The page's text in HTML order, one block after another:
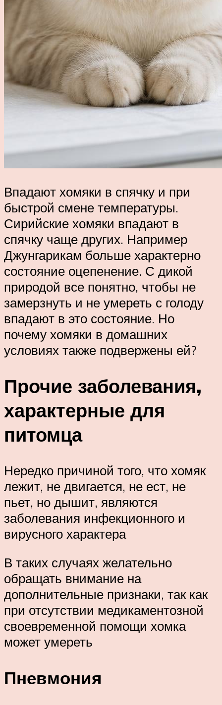
Впадают хомяки в спячку и при
быстрой смене температуры.
Сирийские хомяки впадают в
спячку чаще других. Например
Джунгарикам больше характерно
состояние оцепенение. С дикой
природой все понятно, чтобы не
замерзнуть и не умереть с голоду
впадают в это состояние. Но
почему хомяки в домашних
условиях также подвержены ей?
Прочие заболевания,
характерные для
питомца
Нередко причиной того, что хомяк
лежит, не двигается, не ест, не
пьет, но дышит, являются
заболевания инфекционного и
вирусного характера
В таких случаях желательно
обращать внимание на
дополнительные признаки, так как
при отсутствии медикаментозной
своевременной помощи хомка
может умереть
Пневмония